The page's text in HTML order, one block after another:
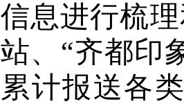
信息进行梳
站、“齐都印
累计报送各